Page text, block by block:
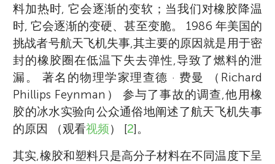
料加热时, 它会逐渐的变软；当我们对橡胶降温
时, 它会逐渐的变硬、甚至变脆。 1986 年美国的
挑战者号航天飞机失事,其主要的原因就是用于密
封的橡胶圈在低温下失去弹性,导致了燃料的泄
漏。 著名的物理学家理查德 · 费曼 （Richard
Phillips Feynman） 参与了事故的调查,他用橡
胶的冰水实验向公众通俗地阐述了航天飞机失事
的原因 （观看视频） [2]。
其实,橡胶和塑料只是高分子材料在不同温度下呈